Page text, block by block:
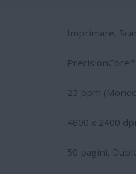
Imprimare,
25 ppm
4800 x 2400 dpi
50 pagini,